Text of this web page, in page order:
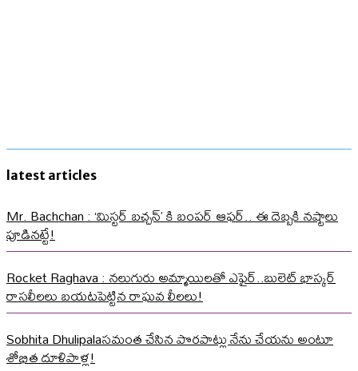
latest articles
Mr. Bachchan : ‘మిస్టర్ బచ్చన్’ కి బంపర్ ఆఫర్.. ఈ దెబ్బకి నష్టాలు
పూడినట్టే!
Rocket Raghava : నలుగురు అమ్మాయిలతో ఎఫైర్..బులెట్ భాస్కర్
రాసలీలలు బయటపెట్టిన రాఘవ లీలలు!
Sobhita Dhulipalaసమంత చేసిన పొరపాట్లు నేను చేయను అంటూ
శోభిత దూళిపాళ్ల!